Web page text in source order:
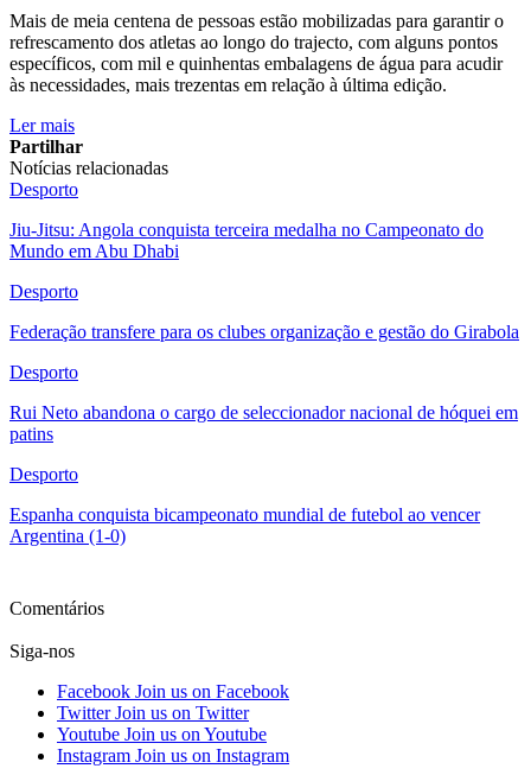
Mais de meia centena de pessoas estão mobilizadas para garantir o
refrescamento dos atletas ao longo do trajecto, com alguns pontos
específicos, com mil e quinhentas embalagens de água para acudir
às necessidades, mais trezentas em relação à última edição.
Ler mais
Partilhar
Notícias relacionadas
Desporto
Jiu-Jitsu: Angola conquista terceira medalha no Campeonato do
Mundo em Abu Dhabi
Desporto
Federação transfere para os clubes organização e gestão do Girabola
Desporto
Rui Neto abandona o cargo de seleccionador nacional de hóquei em
patins
Desporto
Espanha conquista bicampeonato mundial de futebol ao vencer
Argentina (1-0)
Comentários
Siga-nos
Facebook Join us on Facebook
Twitter Join us on Twitter
Youtube Join us on Youtube
Instagram Join us on Instagram